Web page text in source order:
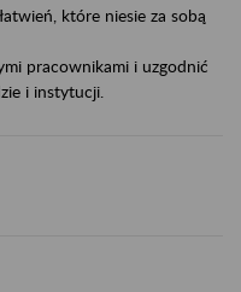
które niesie za sobą
pracownikami i uzgodnić
i instytucji.